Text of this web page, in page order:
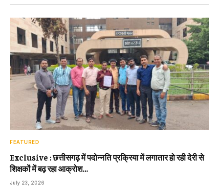
FEATURED
Exclusive : छत्तीसगढ़ में पदोन्नति प्रक्रिया में लगातार हो रही देरी से
शिक्षकों में बढ़ रहा आक्रोश…
July 23, 2026